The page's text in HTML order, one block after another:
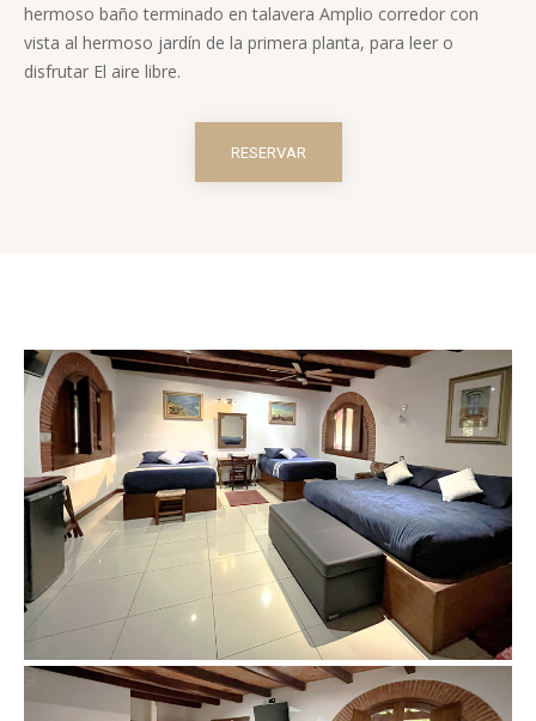
hermoso baño terminado en talavera Amplio corredor con
vista al hermoso jardín de la primera planta, para leer o
disfrutar El aire libre.
RESERVAR